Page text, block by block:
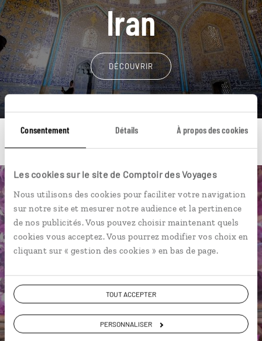
Consentement Détails À propos des cookies
Les cookies sur le site de Comptoir des Voyages
Nous utilisons des cookies pour faciliter votre navigation
sur notre site et mesurer notre audience et la pertinence
de nos publicités. Vous pouvez choisir maintenant quels
cookies vous acceptez. Vous pourrez modifier vos choix en
cliquant sur « gestion des cookies » en bas de page.
TOUT ACCEPTER
PERSONNALISER
Iran
DÉCOUVRIR
Une envie de voyage
particulière ?
Abyaneh Bagh-E-Narenjestan
Bazar royal d’Ispahan Bâgh-e-Dôlat-âbâd
Bazar-e Vakil